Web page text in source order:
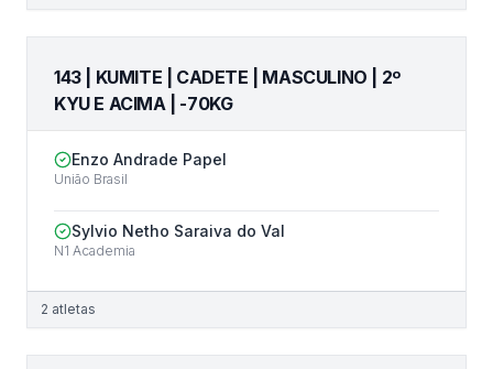
143 | KUMITE | CADETE | MASCULINO | 2º
KYU E ACIMA | -70KG
Enzo Andrade Papel
União Brasil
Sylvio Netho Saraiva do Val
N1 Academia
2 atletas